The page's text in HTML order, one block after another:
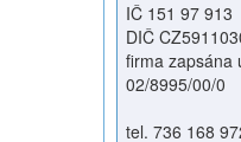
IČ 151 97 913
DIČ
firma zapsána
02/8995/00/0
tel. 736 168